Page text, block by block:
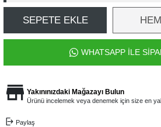
SEPETE EKLE
WHATSAPP İLE
Yakınınızdaki Mağazayı Bulun
Ürünü incelemek veya denemek için size en
Paylaş